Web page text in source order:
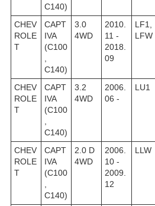
C140)
CHEV
ROLE
T
CAPT
IVA
(C100
C140)
3.0
4WD
2010.
11 -
2018.
09
LF1,
LFW
CHEV
ROLE
T
CAPT
IVA
(C100
C140)
3.2
4WD
2006.
06 -
LU1
CHEV
ROLE
T
CAPT
IVA
(C100
C140)
2.0 D
4WD
2006.
10 -
2009.
12
LLW